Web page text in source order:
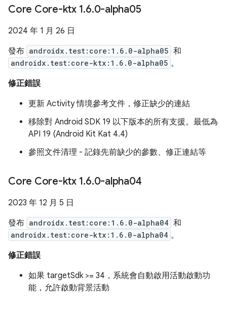
Core Core-ktx 1.6.0-alpha05
2024 年 1 月 26 日
發布 androidx.test:core:1.6.0-alpha05 和
androidx.test:core-ktx:1.6.0-alpha05 。
修正錯誤
更新 Activity 情境參考文件，修正缺少的連結
移除對 Android SDK 19 以下版本的所有支援。最低為
API 19 (Android Kit Kat 4.4)
參照文件清理 - 記錄先前缺少的參數、修正連結等
Core Core-ktx 1.6.0-alpha04
2023 年 12 月 5 日
發布 androidx.test:core:1.6.0-alpha04 和
androidx.test:core-ktx:1.6.0-alpha04 。
修正錯誤
如果 targetSdk >= 34，系統會自動啟用活動啟動功
能，允許啟動背景活動